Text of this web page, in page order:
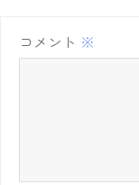
コメント ※